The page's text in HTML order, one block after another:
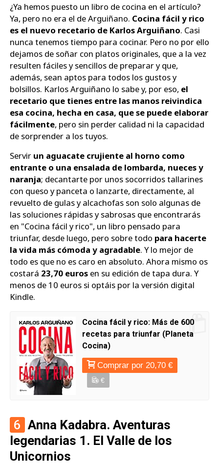
¿Ya hemos puesto un libro de cocina en el artículo?
Ya, pero no era el de Arguiñano. Cocina fácil y rico
es el nuevo recetario de Karlos Arguiñano. Casi
nunca tenemos tiempo para cocinar. Pero no por ello
dejamos de soñar con platos originales, que a la vez
resulten fáciles y sencillos de preparar y que,
además, sean aptos para todos los gustos y
bolsillos. Karlos Arguiñano lo sabe y, por eso, el
recetario que tienes entre las manos reivindica
esa cocina, hecha en casa, que se puede elaborar
fácilmente, pero sin perder calidad ni la capacidad
de sorprender a los tuyos.
Servir un aguacate crujiente al horno como
entrante o una ensalada de lombarda, nueces y
naranja; decantarte por unos socorridos tallarines
con queso y panceta o lanzarte, directamente, al
revuelto de gulas y alcachofas son solo algunas de
las soluciones rápidas y sabrosas que encontrarás
en "Cocina fácil y rico", un libro pensado para
triunfar, desde luego, pero sobre todo para hacerte
la vida más cómoda y agradable. Y lo mejor de
todo es que no es caro en absoluto. Ahora mismo os
costará 23,70 euros en su edición de tapa dura. Y
menos de 10 euros si optáis por la versión digital
Kindle.
Cocina fácil y rico: Más de 600
recetas para triunfar (Planeta
Cocina)
Comprar por 20,70 €
€
6 Anna Kadabra. Aventuras
legendarias 1. El Valle de los
Unicornios